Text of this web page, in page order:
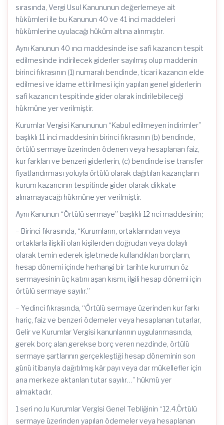
sırasında, Vergi Usul Kanununun değerlemeye ait
hükümleri ile bu Kanunun 40 ve 41 inci maddeleri
hükümlerine uyulacağı hüküm altına alınmıştır.
Aynı Kanunun 40 ıncı maddesinde ise safi kazancın tespit
edilmesinde indirilecek giderler sayılmış olup maddenin
birinci fıkrasının (1) numaralı bendinde, ticari kazancın elde
edilmesi ve idame ettirilmesi için yapılan genel giderlerin
safi kazancın tespitinde gider olarak indirilebileceği
hükmüne yer verilmiştir.
Kurumlar Vergisi Kanununun “Kabul edilmeyen indirimler”
başlıklı 11 inci maddesinin birinci fıkrasının (b) bendinde,
örtülü sermaye üzerinden ödenen veya hesaplanan faiz,
kur farkları ve benzeri giderlerin, (c) bendinde ise transfer
fiyatlandırması yoluyla örtülü olarak dağıtılan kazançların
kurum kazancının tespitinde gider olarak dikkate
alınamayacağı hükmüne yer verilmiştir.
Aynı Kanunun “Örtülü sermaye” başlıklı 12 nci maddesinin;
– Birinci fıkrasında, “Kurumların, ortaklarından veya
ortaklarla ilişkili olan kişilerden doğrudan veya dolaylı
olarak temin ederek işletmede kullandıkları borçların,
hesap dönemi içinde herhangi bir tarihte kurumun öz
sermayesinin üç katını aşan kısmı, ilgili hesap dönemi için
örtülü sermaye sayılır.”
– Yedinci fıkrasında, “Örtülü sermaye üzerinden kur farkı
hariç, faiz ve benzeri ödemeler veya hesaplanan tutarlar,
Gelir ve Kurumlar Vergisi kanunlarının uygulanmasında,
gerek borç alan gerekse borç veren nezdinde, örtülü
sermaye şartlarının gerçekleştiği hesap döneminin son
günü itibarıyla dağıtılmış kâr payı veya dar mükellefler için
ana merkeze aktarılan tutar sayılır…” hükmü yer
almaktadır.
1 seri no.lu Kurumlar Vergisi Genel Tebliğinin “12.4.Örtülü
sermaye üzerinden yapılan ödemeler veya hesaplanan